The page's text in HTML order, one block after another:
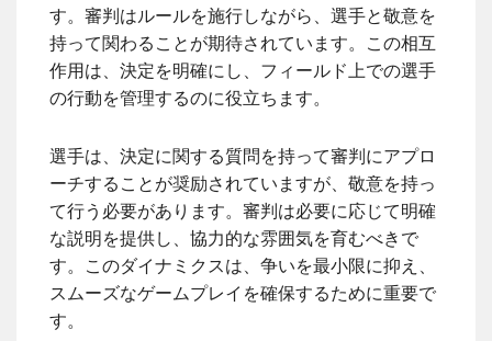
す。審判はルールを施行しながら、選手と敬意を
持って関わることが期待されています。この相互
作用は、決定を明確にし、フィールド上での選手
の行動を管理するのに役立ちます。
選手は、決定に関する質問を持って審判にアプロ
ーチすることが奨励されていますが、敬意を持っ
て行う必要があります。審判は必要に応じて明確
な説明を提供し、協力的な雰囲気を育むべきで
す。このダイナミクスは、争いを最小限に抑え、
スムーズなゲームプレイを確保するために重要で
す。